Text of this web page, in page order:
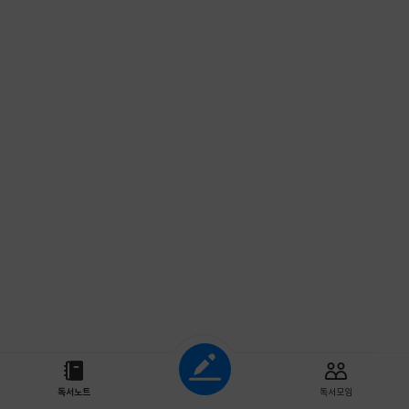
조회하기
독서노트 독서모임